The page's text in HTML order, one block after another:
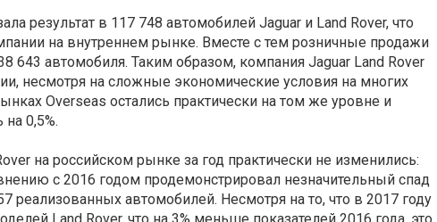
результат в 117 748 автомобилей Jaguar и Land Rover, что
на внутреннем рынке. Вместе с тем розничные продажи
643 автомобиля. Таким образом, компания Jaguar Land Rover
несмотря на сложные экономические условия на многих
Overseas остались практически на том же уровне и
0,5%.
на российском рынке за год практически не изменились:
с 2016 годом продемонстрировал незначительный спад
реализованных автомобилей. Несмотря на то, что в 2017 году